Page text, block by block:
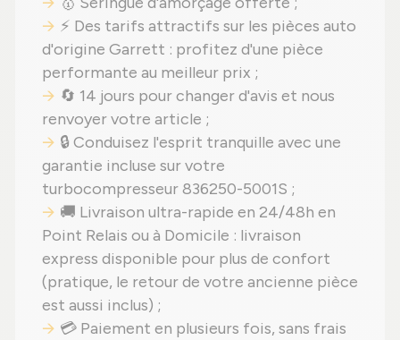
⚡ Des tarifs attractifs sur les pièces auto
d'origine Garrett : profitez d'une pièce
performante au meilleur prix ;
🔄 14 jours pour changer d'avis et nous
renvoyer votre article ;
🔒 Conduisez l'esprit tranquille avec une
garantie incluse sur votre
turbocompresseur 836250-5001S ;
🚚 Livraison ultra-rapide en 24/48h en
Point Relais ou à Domicile : livraison
express disponible pour plus de confort
(pratique, le retour de votre ancienne pièce
est aussi inclus) ;
💳 Paiement en plusieurs fois, sans frais